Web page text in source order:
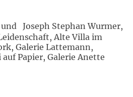
Joseph Stephan Wurmer,
Alte Villa im
Galerie Lattemann,
Papier, Galerie Anette